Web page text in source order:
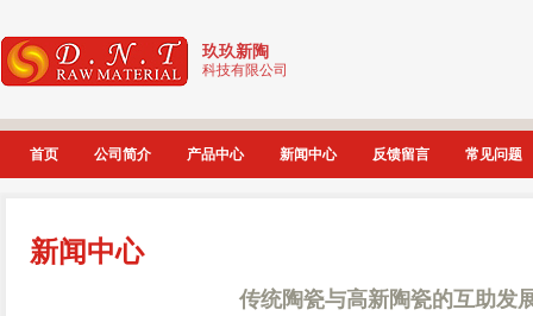
玖玖新陶
科技有限公司
首页 公司简介 产品中心 新闻中心 反馈留言 常见问题
新闻中心
传统陶瓷与高新陶瓷的互助发